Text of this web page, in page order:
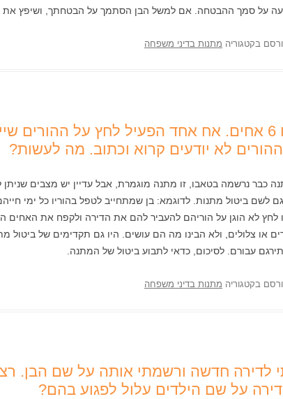
על סמך ההבטחה. אם למשל הבן הסתמך על הבטחתך, ושיפץ את
בקטגוריה מתנות בדיני משפחה
אנחנו 6 אחים. אח אחד הפעיל לחץ על
לא יודעים קרוא וכתוב. מה לעשות?
כבר נרשמה בטאבו, זו מתנה מוגמרת, אבל עדיין יש מצבים
גם לשם ביטול מתנות. לדוגמא: בן שמתחייב לטפל בהוריו כל ימי
לחץ לא הוגן על הוריהם להעביר להם את הדירה ולקפח את האחים
או צלולים, ולא הבינו מה הם עושים. היו גם תקדימים של ביטול
עבורם. לסיכום, כדאי לתבוע ביטול של המתנה.
בקטגוריה מתנות בדיני משפחה
לדירה חדשה ורשמתי אותה על שם הבן.
על שם הילדים עלול לפגוע בהם?